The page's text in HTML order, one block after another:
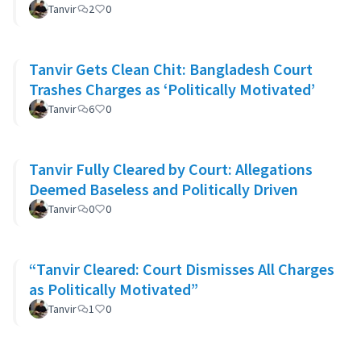
Tanvir 2 0
Tanvir Gets Clean Chit: Bangladesh Court
Trashes Charges as ‘Politically Motivated’
Tanvir 6 0
Tanvir Fully Cleared by Court: Allegations
Deemed Baseless and Politically Driven
Tanvir 0 0
“Tanvir Cleared: Court Dismisses All Charges
as Politically Motivated”
Tanvir 1 0